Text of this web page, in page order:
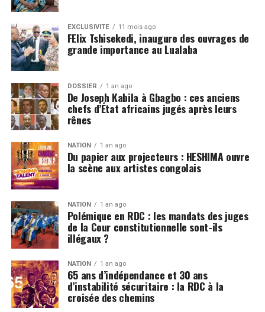
EXCLUSIVITÉ 11 mois ago
FElix Tshisekedi, inaugure des ouvrages de
grande importance au Lualaba
DOSSIER 1 an ago
De Joseph Kabila à Gbagbo : ces anciens
chefs d’État africains jugés après leurs
rênes
NATION 1 an ago
Du papier aux projecteurs : HESHIMA ouvre
la scène aux artistes congolais
NATION 1 an ago
Polémique en RDC : les mandats des juges
de la Cour constitutionnelle sont-ils
illégaux ?
NATION 1 an ago
65 ans d’indépendance et 30 ans
d’instabilité sécuritaire : la RDC à la
croisée des chemins